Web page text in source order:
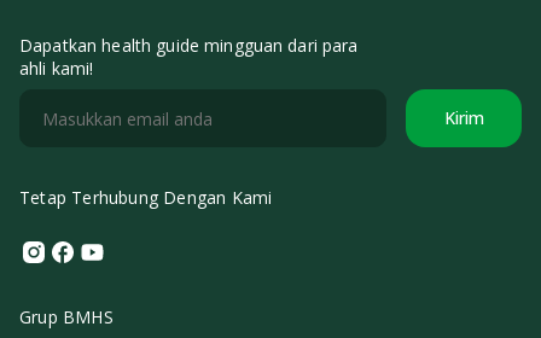
Dapatkan health guide mingguan dari para
ahli kami!
Kirim
Tetap Terhubung Dengan Kami
Instagram
Facebook
Youtube
Grup BMHS